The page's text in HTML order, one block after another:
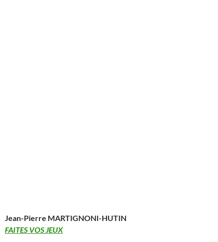
Jean-Pierre MARTIGNONI-HUTIN
FAITES VOS JEUX